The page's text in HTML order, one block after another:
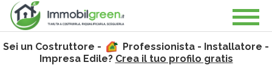
Sei un Costruttore -
Professionista - Installatore -
Impresa Edile? Crea il tuo profilo gratis